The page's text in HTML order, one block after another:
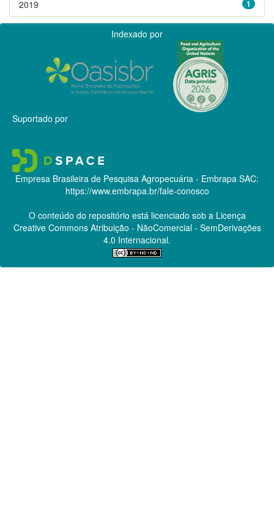
1
2019
Indexado por
Suportado por
Empresa Brasileira de Pesquisa Agropecuária - Embrapa SAC:
https://www.embrapa.br/fale-conosco
O conteúdo do repositório está licenciado sob a Licença
Creative CommonsAtribuição - NãoComercial - SemDerivações
4.0 Internacional.